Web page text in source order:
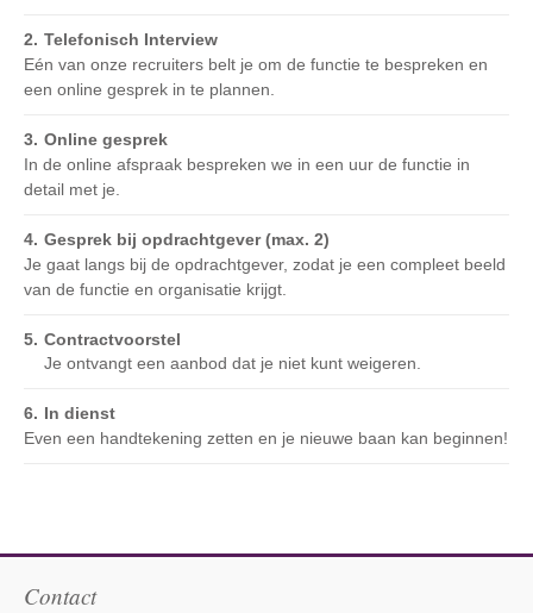
Telefonisch Interview
Eén van onze recruiters belt je om de functie te bespreken en
een online gesprek in te plannen.
Online gesprek
In de online afspraak bespreken we in een uur de functie in
detail met je.
Gesprek bij opdrachtgever (max. 2)
Je gaat langs bij de opdrachtgever, zodat je een compleet beeld
van de functie en organisatie krijgt.
Contractvoorstel
Je ontvangt een aanbod dat je niet kunt weigeren.
In dienst
Even een handtekening zetten en je nieuwe baan kan beginnen!
Contact